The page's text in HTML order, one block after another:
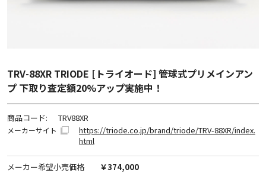
TRV-88XR TRIODE [トライオード] 管球式プリメインアン
プ 下取り査定額20%アップ実施中！
商品コード: TRV88XR
メーカーサイト
https://triode.co.jp/brand/triode/TRV-88XR/index.
html
メーカー希望小売価格 ￥374,000